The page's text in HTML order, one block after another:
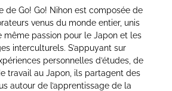
de Go! Go! Nihon est composée de
venus du monde entier, unis
même passion pour le Japon et les
interculturels. S’appuyant sur
personnelles d’études, de
travail au Japon, ils partagent des
autour de l’apprentissage de la